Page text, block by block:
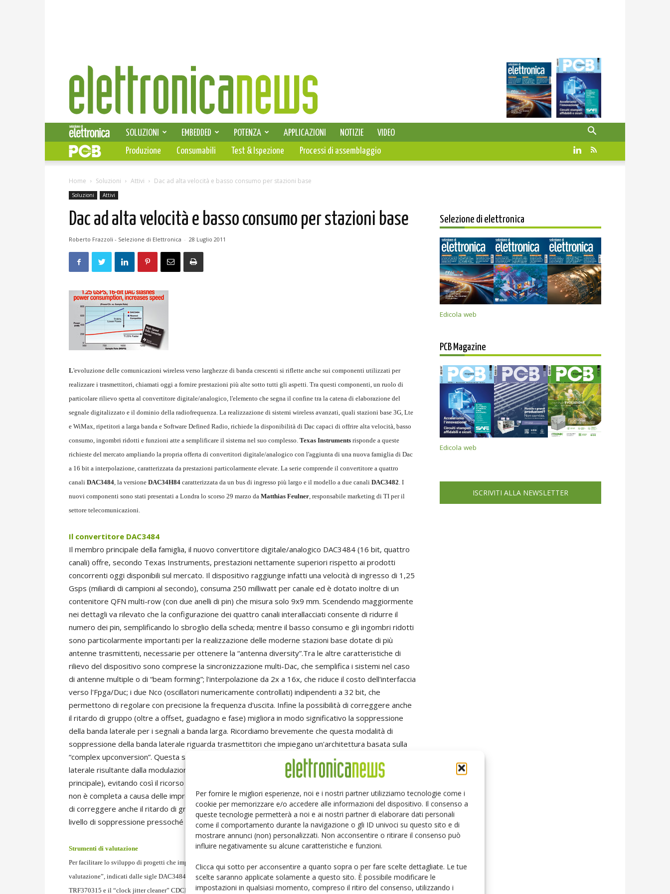
Per fornire le migliori esperienze, noi e i nostri partner utilizziamo tecnologie come i
cookie per memorizzare e/o accedere alle informazioni del dispositivo. Il consenso a
queste tecnologie permetterà a noi e ai nostri partner di elaborare dati personali
come il comportamento durante la navigazione o gli ID univoci su questo sito e di
mostrare annunci (non) personalizzati. Non acconsentire o ritirare il consenso può
influire negativamente su alcune caratteristiche e funzioni.
Clicca qui sotto per acconsentire a quanto sopra o per fare scelte dettagliate. Le tue
scelte saranno applicate solamente a questo sito. È possibile modificare le
impostazioni in qualsiasi momento, compreso il ritiro del consenso, utilizzando i
Elettronica
News
SELEZIONE DI ELETTRONICA
SOLUZIONI EMBEDDED POTENZA APPLICAZIONI NOTIZIE
VIDEO
PCB
Produzione Consumabili Test & Ispezione Processi di assemblaggio
Home Soluzioni Attivi Dac ad alta velocità e basso consumo per stazioni base
Soluzioni Attivi
Dac ad alta velocità e basso consumo per stazioni base
Roberto Frazzoli - Selezione di Elettronica - 28 Luglio 2011
L'evoluzione delle comunicazioni wireless verso larghezze di banda crescenti si riflette anche sui componenti utilizzati per
realizzare i trasmettitori, chiamati oggi a fornire prestazioni più alte sotto tutti gli aspetti. Tra questi componenti, un ruolo di
particolare rilievo spetta al convertitore digitale/analogico, l'elemento che segna il confine tra la catena di elaborazione del
segnale digitalizzato e il dominio della radiofrequenza. La realizzazione di sistemi wireless avanzati, quali stazioni base 3G, Lte
e WiMax, ripetitori a larga banda e Software Defined Radio, richiede la disponibilità di Dac capaci di offrire alta velocità, basso
consumo, ingombri ridotti e funzioni atte a semplificare il sistema nel suo complesso. Texas Instruments risponde a queste
richieste del mercato ampliando la propria offerta di convertitori digitale/analogico con l'aggiunta di una nuova famiglia di Dac
a 16 bit a interpolazione, caratterizzata da prestazioni particolarmente elevate. La serie comprende il convertitore a quattro
canali DAC3484, la versione DAC34H84 caratterizzata da un bus di ingresso più largo e il modello a due canali DAC3482. I
nuovi componenti sono stati presentati a Londra lo scorso 29 marzo da Matthias Feulner, responsabile marketing di TI per il
settore telecomunicazioni.
Il convertitore DAC3484
Il membro principale della famiglia, il nuovo convertitore digitale/analogico DAC3484 (16 bit, quattro
canali) offre, secondo Texas Instruments, prestazioni nettamente superiori rispetto ai prodotti
concorrenti oggi disponibili sul mercato. Il dispositivo raggiunge infatti una velocità di ingresso di 1,25
Gsps (miliardi di campioni al secondo), consuma 250 milliwatt per canale ed è dotato inoltre di un
contenitore QFN multi-row (con due anelli di pin) che misura solo 9x9 mm. Scendendo maggiormente
nei dettagli va rilevato che la configurazione dei quattro canali interallacciati consente di ridurre il
numero dei pin, semplificando lo sbroglio della scheda; mentre il basso consumo e gli ingombri ridotti
sono particolarmente importanti per la realizzazione delle moderne stazioni base dotate di più
antenne trasmittenti, necessarie per ottenere la “antenna diversity”.Tra le altre caratteristiche di
rilievo del dispositivo sono comprese la sincronizzazione multi-Dac, che semplifica i sistemi nel caso
di antenne multiple o di “beam forming”; l'interpolazione da 2x a 16x, che riduce il costo dell'interfaccia
verso l'Fpga/Duc; i due Nco (oscillatori numericamente controllati) indipendenti a 32 bit, che
permettono di regolare con precisione la frequenza d'uscita. Infine la possibilità di correggere anche
il ritardo di gruppo (oltre a offset, guadagno e fase) migliora in modo significativo la soppressione
della banda laterale per i segnali a banda larga. Ricordiamo brevemente che questa modalità di
soppressione della banda laterale riguarda trasmettitori che impiegano un'architettura basata sulla
“complex upconversion”. Questa soluzione consente di sopprimere nel dominio digitale la banda
laterale risultante dalla modulazione (il cui contenuto informativo è ridondante rispetto alla banda
principale), evitando così il ricorso a complessi e costosi filtri analogici. Spesso, però, la soppressione
non è completa a causa delle imprecisioni dovute alle tolleranze dei componenti passivi. La possibilità
di correggere anche il ritardo di gruppo del Dac, oltre ad altri parametri, consente di raggiungere un
livello di soppressione pressoché totale.
Strumenti di valutazione
Per facilitare lo sviluppo di progetti che impiegano il nuovo convertitore, Texas Instruments offre tre diversi “moduli di
valutazione”, indicati dalle sigle DAC3484EVM, DAC3482EVM e DAC34H84EVM. I moduli comprendono il modulatore IQ
TRF370315 e il “clock jitter cleaner” CDCE62005, oltre a vari dispositivi TI per la gestione dell'alimentazione, come
Selezione di elettronica
Edicola web
PCB Magazine
Edicola web
ISCRIVITI ALLA NEWSLETTER